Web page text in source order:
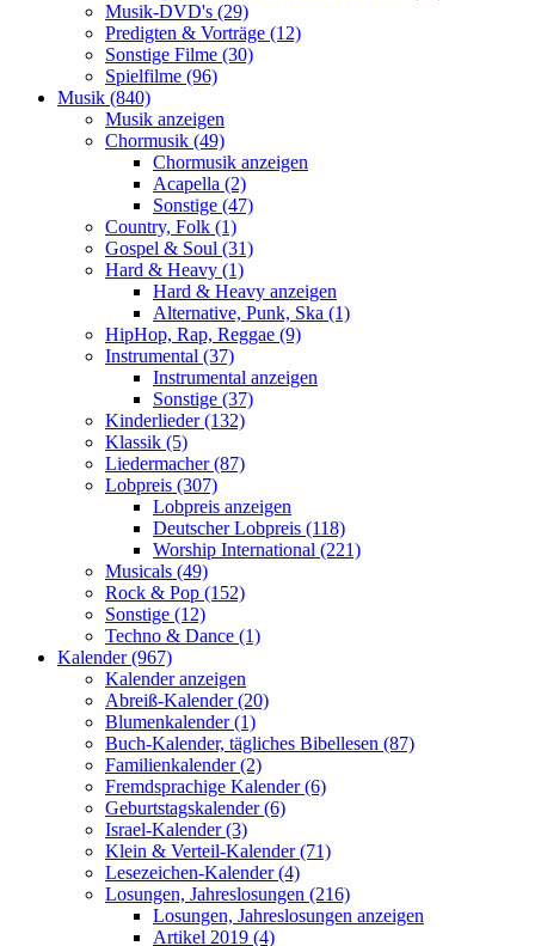
Musik-DVD's (29)
Predigten & Vorträge (12)
Sonstige Filme (30)
Spielfilme (96)
Musik (840)
Musik anzeigen
Chormusik (49)
Chormusik anzeigen
Acapella (2)
Sonstige (47)
Country, Folk (1)
Gospel & Soul (31)
Hard & Heavy (1)
Hard & Heavy anzeigen
Alternative, Punk, Ska (1)
HipHop, Rap, Reggae (9)
Instrumental (37)
Instrumental anzeigen
Sonstige (37)
Kinderlieder (132)
Klassik (5)
Liedermacher (87)
Lobpreis (307)
Lobpreis anzeigen
Deutscher Lobpreis (118)
Worship International (221)
Musicals (49)
Rock & Pop (152)
Sonstige (12)
Techno & Dance (1)
Kalender (967)
Kalender anzeigen
Abreiß-Kalender (20)
Blumenkalender (1)
Buch-Kalender, tägliches Bibellesen (87)
Familienkalender (2)
Fremdsprachige Kalender (6)
Geburtstagskalender (6)
Israel-Kalender (3)
Klein & Verteil-Kalender (71)
Lesezeichen-Kalender (4)
Losungen, Jahreslosungen (216)
Losungen, Jahreslosungen anzeigen
Artikel 2019 (4)